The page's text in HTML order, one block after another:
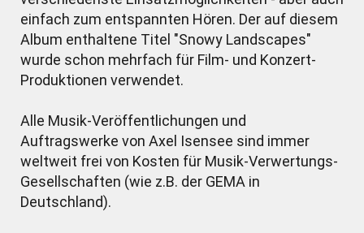
einfach zum entspannten Hören. Der auf diesem
Album enthaltene Titel "Snowy Landscapes"
wurde schon mehrfach für Film- und Konzert-
Produktionen verwendet.
Alle Musik-Veröffentlichungen und
Auftragswerke von Axel Isensee sind immer
weltweit frei von Kosten für Musik-Verwertungs-
Gesellschaften (wie z.B. der GEMA in
Deutschland).